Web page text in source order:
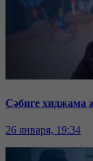
Сәбиге хиджама
26 января, 19:34